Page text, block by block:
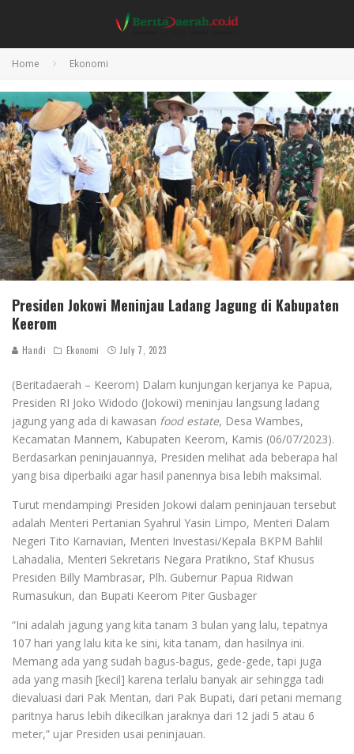
Home Ekonomi
Presiden Jokowi Meninjau Ladang Jagung di Kabupaten
Keerom
Handi Ekonomi July 7, 2023
(Beritadaerah – Keerom) Dalam kunjungan kerjanya ke Papua,
Presiden RI Joko Widodo (Jokowi) meninjau langsung ladang
jagung yang ada di kawasan food estate, Desa Wambes,
Kecamatan Mannem, Kabupaten Keerom, Kamis (06/07/2023).
Berdasarkan peninjauannya, Presiden melihat ada beberapa hal
yang bisa diperbaiki agar hasil panennya bisa lebih maksimal.
Turut mendampingi Presiden Jokowi dalam peninjauan tersebut
adalah Menteri Pertanian Syahrul Yasin Limpo, Menteri Dalam
Negeri Tito Karnavian, Menteri Investasi/Kepala BKPM Bahlil
Lahadalia, Menteri Sekretaris Negara Pratikno, Staf Khusus
Presiden Billy Mambrasar, Plh. Gubernur Papua Ridwan
Rumasukun, dan Bupati Keerom Piter Gusbager
“Ini adalah jagung yang kita tanam 3 bulan yang lalu, tepatnya
107 hari yang lalu kita ke sini, kita tanam, dan hasilnya ini.
Memang ada yang sudah bagus-bagus, gede-gede, tapi juga
ada yang masih [kecil] karena terlalu banyak air sehingga tadi
dievaluasi dari Pak Mentan, dari Pak Bupati, dari petani memang
paritnya harus lebih dikecilkan jaraknya dari 12 jadi 5 atau 6
meter,” ujar Presiden usai peninjauan.